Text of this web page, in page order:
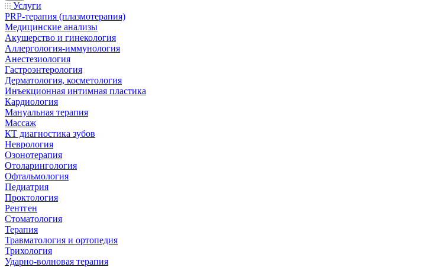
Услуги
PRP-терапия (плазмотерапия)
Медицинские анализы
Акушерство и гинекология
Аллергология-иммунология
Анестезиология
Гастроэнтерология
Дерматология, косметология
Инъекционная интимная пластика
Кардиология
Мануальная терапия
Массаж
КТ диагностика зубов
Неврология
Озонотерапия
Отоларингология
Офтальмология
Педиатрия
Проктология
Рентген
Стоматология
Терапия
Травматология и ортопедия
Трихология
Ударно-волновая терапия